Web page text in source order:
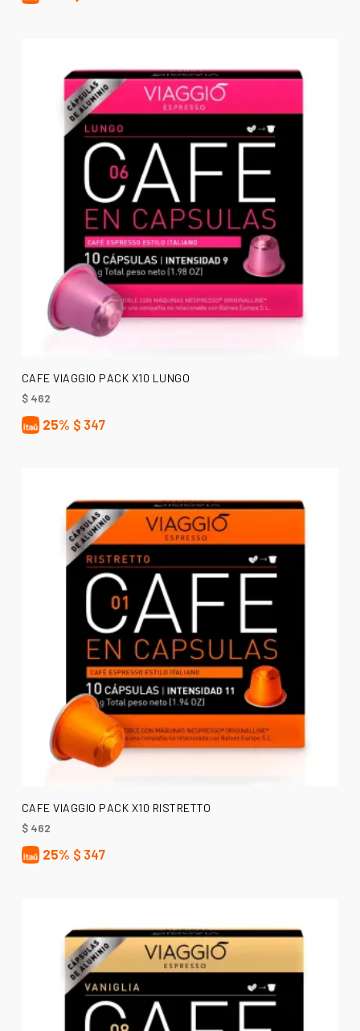
AÑADIR AL CARRITO
CAFE VIAGGIO PACK X10 LUNGO
$462
25% $ 347
AÑADIR AL CARRITO
CAFE VIAGGIO PACK X10 RISTRETTO
$462
25% $ 347